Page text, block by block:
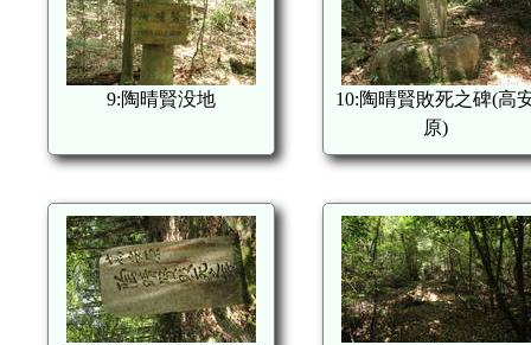
9:陶晴賢没地
10:陶晴賢敗死之碑(高
原)